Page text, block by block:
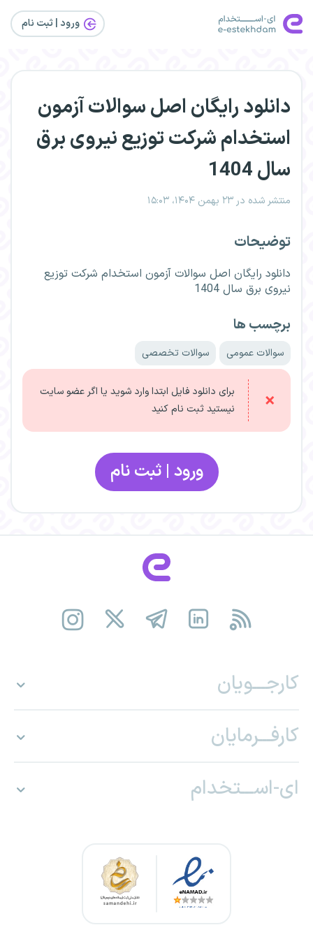
ورود | ثبت‌ نام
دانلود رایگان اصل سوالات آزمون
استخدام شرکت توزیع نیروی برق
سال 1404
منتشر شده در ۲۳ بهمن ۱۴۰۴، ۱۵:۰۳
توضیحات
دانلود رایگان اصل سوالات آزمون استخدام شرکت توزیع
نیروی برق سال 1404
برچسب ها
سوالات عمومی سوالات تخصصی
برای دانلود فایل ابتدا وارد شوید یا اگر عضو سایت
نیستید ثبت نام کنید
ورود | ثبت نام
کارجـــویان
کارفـــرمایان
ای-اســـتخدام